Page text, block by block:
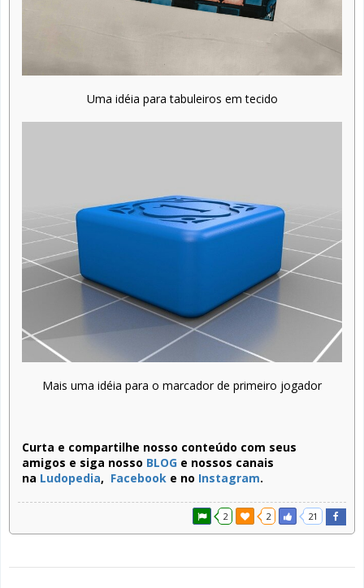
Uma idéia para tabuleiros em tecido
Mais uma idéia para o marcador de primeiro jogador
Curta e compartilhe nosso conteúdo com seus
amigos e siga nosso BLOG e nossos canais
na Ludopedia, Facebook e no Instagram.
2 2 21